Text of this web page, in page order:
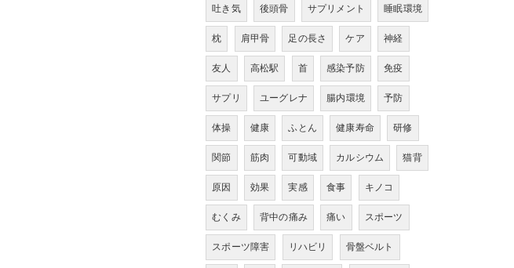
吐き気
後頭骨 サプリメント
睡眠環境
枕
肩甲骨 足の長さ ケア
神経
友人
高松駅 首 感染予防
免疫
サプリ
ユーグレナ 腸内環境
予防
体操
健康 ふとん 健康寿命
研修
関節
筋肉 可動域 カルシウム
猫背
原因
効果 実感 食事
キノコ
むくみ
背中の痛み 痛い
スポーツ
スポーツ障害
リハビリ
骨盤ベルト